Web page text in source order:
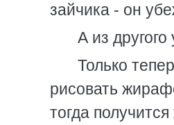
зайчика - он
А из
Только
рисовать
тогда